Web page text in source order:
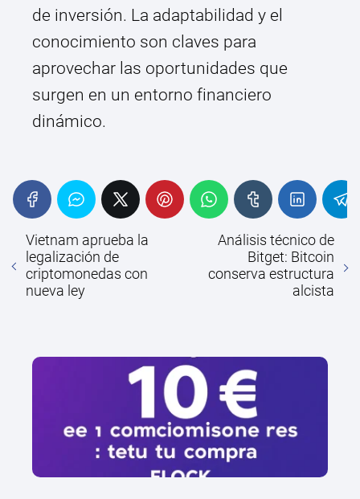
de inversión. La adaptabilidad y el
conocimiento son claves para
aprovechar las oportunidades que
surgen en un entorno financiero
dinámico.
Vietnam aprueba la
legalización de
criptomonedas con
nueva ley
Análisis técnico de
Bitget: Bitcoin
conserva estructura
alcista